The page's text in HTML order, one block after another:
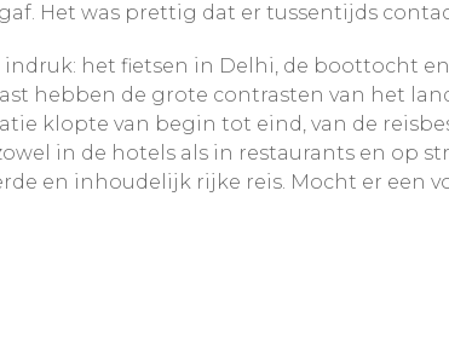
Het was prettig dat er tussentijds
het fietsen in Delhi, de boottocht
hebben de grote contrasten van het
klopte van begin tot eind, van de
in de hotels als in restaurants en op
en inhoudelijk rijke reis. Mocht er een